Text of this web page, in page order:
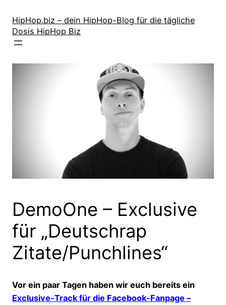
Inhalt
springen
HipHop.biz – dein HipHop-Blog für die tägliche
Dosis HipHop Biz
DemoOne – Exclusive
für „Deutschrap
Zitate/Punchlines“
Vor ein paar Tagen haben wir euch bereits ein
Exclusive-Track für die Facebook-Fanpage –